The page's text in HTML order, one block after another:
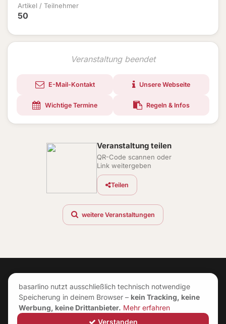
Artikel / Teilnehmer
50
Veranstaltung beendet
E-Mail-Kontakt Unsere Webseite
Wichtige Termine Regeln & Infos
Veranstaltung teilen
QR-Code scannen oder
Link weitergeben
Teilen
weitere Veranstaltungen
basarlino nutzt ausschließlich technisch notwendige
Speicherung in deinem Browser – kein Tracking, keine
Werbung, keine Drittanbieter. Mehr erfahren
Verstanden